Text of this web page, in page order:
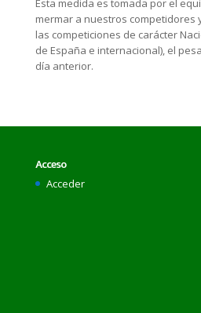
Esta medida es tomada por el
mermar a nuestros competidores
las competiciones de carácter
de España e internacional), el
día anterior.
Acceso
Acceder